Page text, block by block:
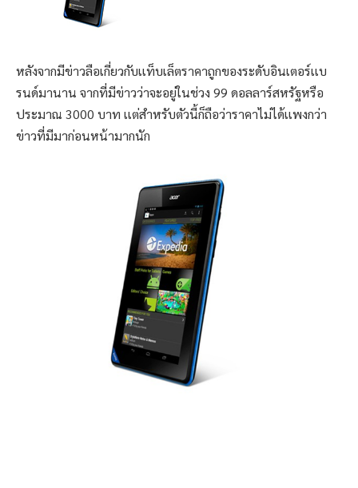
หลังจากมีข่าวลือเกี่ยวกับเเท็บเล็ตราคาถูกของระดับอินเตอร์เเบ
รนด์มานาน จากที่มีข่าวว่าจะอยู่ในช่วง 99 ดอลลาร์สหรัฐหรือ
ประมาณ 3000 บาท เเต่สำหรับตัวนี้ก็ถือว่าราคาไม่ได้เเพงกว่า
ข่าวที่มีมาก่อนหน้ามากนัก